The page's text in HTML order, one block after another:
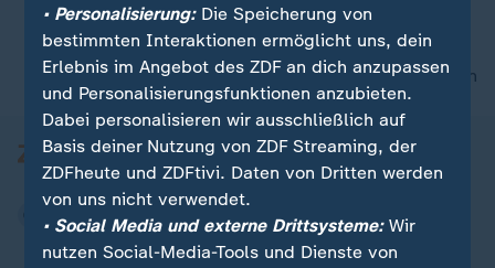
nach oben
• Personalisierung:Die Speicherung von
bestimmten Interaktionen ermöglicht uns, dein
Erlebnis im Angebot des ZDF an dich anzupassen
und Personalisierungsfunktionen anzubieten.
Dabei personalisieren wir ausschließlich auf
Basis deiner Nutzung von ZDF Streaming, der
ZDFheute und ZDFtivi. Daten von Dritten werden
von uns nicht verwendet.
• Social Media und externe Drittsysteme:Wir
nutzen Social-Media-Tools und Dienste von